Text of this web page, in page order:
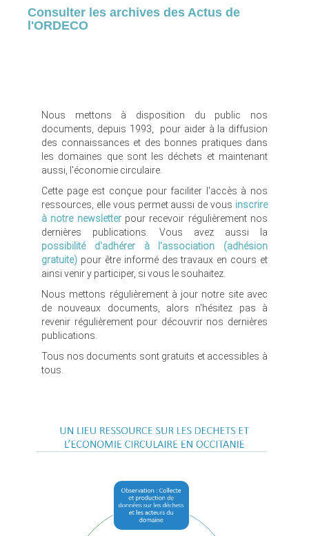
Consulter les archives des Actus de
l'ORDECO
Nous mettons à disposition du public nos
documents, depuis 1993, pour aider à la diffusion
des connaissances et des bonnes pratiques dans
les domaines que sont les déchets et maintenant
aussi, l'économie circulaire.
Cette page est conçue pour faciliter l'accès à nos
ressources, elle vous permet aussi de vous inscrire
à notre newsletterpour recevoir régulièrement nos
dernières publications. Vous avez aussi la
possibilité d'adhérer à l'association (adhésion
gratuite) pour être informé des travaux en cours et
ainsi venir y participer, si vous le souhaitez.
Nous mettons régulièrement à jour notre site avec
de nouveaux documents, alors n'hésitez pas à
revenir régulièrement pour découvrir nos dernières
publications.
Tous nos documents sont gratuits et accessibles à
tous.